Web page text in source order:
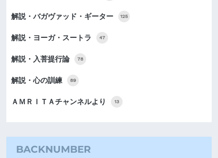
解説・バガヴァッド・ギーター 125
解説・ヨーガ・スートラ 47
解説・入菩提行論 78
解説・心の訓練 89
ＡＭＲＩＴＡチャンネルより 13
BACKNUMBER